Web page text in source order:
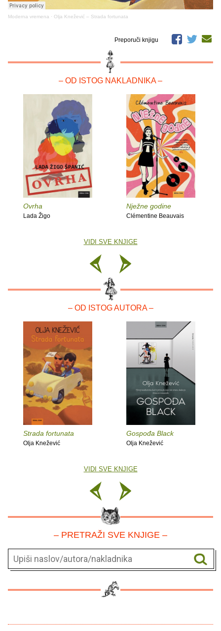
Moderna vremena · Olja Knežević – Strada fortunata
Preporuči knjigu
– OD ISTOG NAKLADNIKA –
Ovrha
Lada Žigo
Nježne godine
Clémentine Beauvais
VIDI SVE KNJIGE
– OD ISTOG AUTORA –
Strada fortunata
Olja Knežević
Gospođa Black
Olja Knežević
VIDI SVE KNJIGE
– PRETRAŽI SVE KNJIGE –